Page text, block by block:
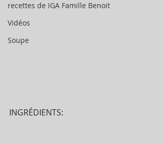
recettes de IGA Famille Benoit
Vidéos
Soupe
INGRÉDIENTS: